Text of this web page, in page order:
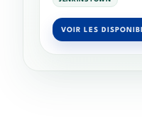
VOIR LES